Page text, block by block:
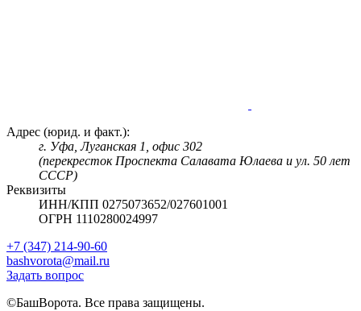
Адрес (юрид. и факт.):
г. Уфа, Луганская 1, офис 302
(перекресток Проспекта Салавата Юлаева и ул. 50 лет
СССР)
Реквизиты
ИНН/КПП 0275073652/027601001
ОГРН 1110280024997
+7 (347) 214-90-60
bashvorota@mail.ru
Задать вопрос
©БашВорота. Все права защищены.